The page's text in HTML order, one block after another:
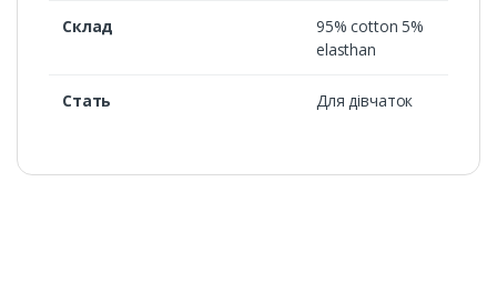
Склад
95% cotton 5%
elasthan
Стать Для дівчаток